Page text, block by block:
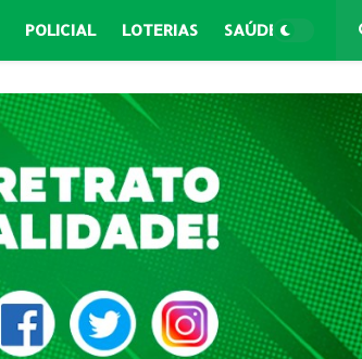
POLICIAL LOTERIAS SAÚDE